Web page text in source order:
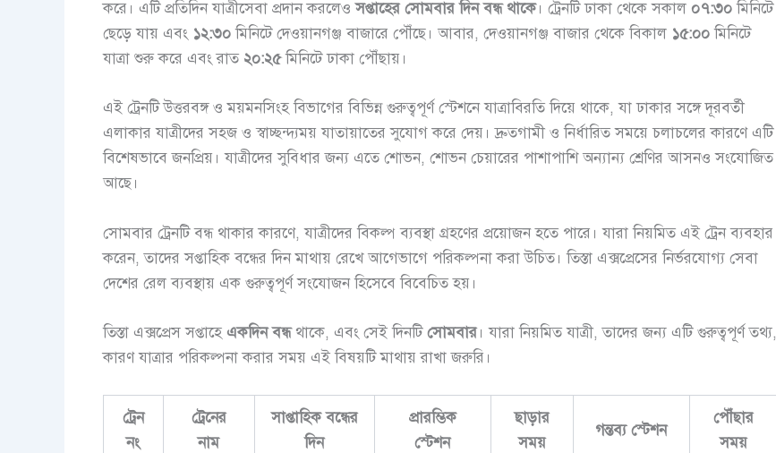
করে। এটি প্রতিদিন যাত্রীসেবা প্রদান করলেওসপ্তাহের সোমবার দিন বন্ধ থাকে। ট্রেনটি ঢাকা থেকে সকাল ০৭:৩০মিনিটে
ছেড়ে যায় এবং ১২:৩০মিনিটে দেওয়ানগঞ্জ বাজারে পৌঁছে। আবার, দেওয়ানগঞ্জ বাজার থেকে বিকাল ১৫:০০মিনিটে
যাত্রা শুরু করে এবং রাত ২০:২৫মিনিটে ঢাকা পৌঁছায়।
এই ট্রেনটি উত্তরবঙ্গ ও ময়মনসিংহ বিভাগের বিভিন্ন গুরুত্বপূর্ণ স্টেশনে যাত্রাবিরতি দিয়ে থাকে, যা ঢাকার সঙ্গে দূরবর্তী
এলাকার যাত্রীদের সহজ ও স্বাচ্ছন্দ্যময় যাতায়াতের সুযোগ করে দেয়। দ্রুতগামী ও নির্ধারিত সময়ে চলাচলের কারণে এটি
বিশেষভাবে জনপ্রিয়। যাত্রীদের সুবিধার জন্য এতে শোভন, শোভন চেয়ারের পাশাপাশি অন্যান্য শ্রেণির আসনও সংযোজিত
আছে।
সোমবার ট্রেনটি বন্ধ থাকার কারণে, যাত্রীদের বিকল্প ব্যবস্থা গ্রহণের প্রয়োজন হতে পারে। যারা নিয়মিত এই ট্রেন ব্যবহার
করেন, তাদের সপ্তাহিক বন্ধের দিন মাথায় রেখে আগেভাগে পরিকল্পনা করা উচিত। তিস্তা এক্সপ্রেসের নির্ভরযোগ্য সেবা
দেশের রেল ব্যবস্থায় এক গুরুত্বপূর্ণ সংযোজন হিসেবে বিবেচিত হয়।
তিস্তা এক্সপ্রেস সপ্তাহে একদিন বন্ধথাকে, এবং সেই দিনটিসোমবার। যারা নিয়মিত যাত্রী, তাদের জন্য এটি গুরুত্বপূর্ণ তথ্য,
কারণ যাত্রার পরিকল্পনা করার সময় এই বিষয়টি মাথায় রাখা জরুরি।
ট্রেন
নং
ট্রেনের
নাম
সাপ্তাহিক বন্ধের
দিন
প্রারম্ভিক
স্টেশন
ছাড়ার
সময়
গন্তব্য স্টেশন
পৌঁছার
সময়